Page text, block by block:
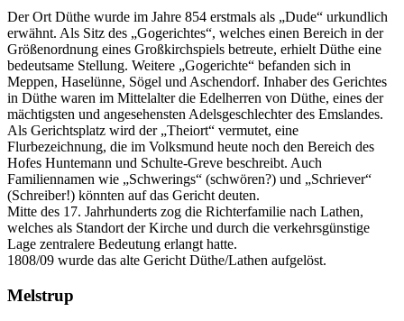
Der Ort Düthe wurde im Jahre 854 erstmals als „Dude“ urkundlich
erwähnt. Als Sitz des „Gogerichtes“, welches einen Bereich in der
Größenordnung eines Großkirchspiels betreute, erhielt Düthe eine
bedeutsame Stellung. Weitere „Gogerichte“ befanden sich in
Meppen, Haselünne, Sögel und Aschendorf. Inhaber des Gerichtes
in Düthe waren im Mittelalter die Edelherren von Düthe, eines der
mächtigsten und angesehensten Adelsgeschlechter des Emslandes.
Als Gerichtsplatz wird der „Theiort“ vermutet, eine
Flurbezeichnung, die im Volksmund heute noch den Bereich des
Hofes Huntemann und Schulte-Greve beschreibt. Auch
Familiennamen wie „Schwerings“ (schwören?) und „Schriever“
(Schreiber!) könnten auf das Gericht deuten.
Mitte des 17. Jahrhunderts zog die Richterfamilie nach Lathen,
welches als Standort der Kirche und durch die verkehrsgünstige
Lage zentralere Bedeutung erlangt hatte.
1808/09 wurde das alte Gericht Düthe/Lathen aufgelöst.
Melstrup